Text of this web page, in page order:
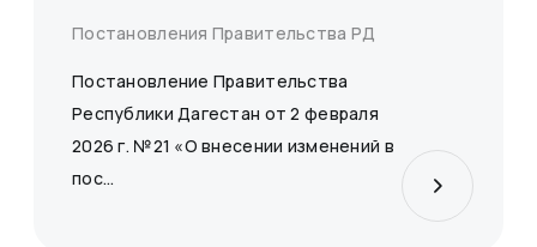
Постановления Правительства РД
Постановление Правительства
Республики Дагестан от 2 февраля
2026 г. №21 «О внесении изменений в
пос...